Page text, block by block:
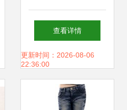
司简介
查看详情
更新时间：2026-08-06
22:36:00